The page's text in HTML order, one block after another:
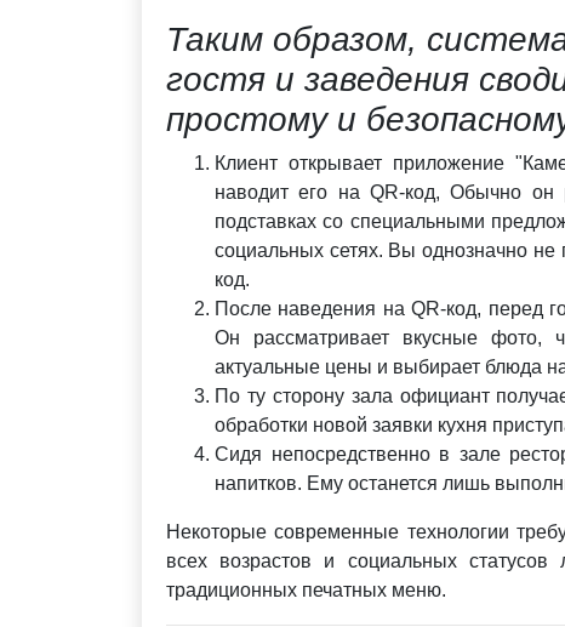
Таким образом,
гостя и заведения
простому и
Клиент открывает приложение
наводит его на QR-код, Обычно он
подставках со специальными
социальных сетях. Вы однозначно не
код.
После наведения на QR-код, перед
Он рассматривает вкусные фото,
актуальные цены и выбирает блюда
По ту сторону зала официант
обработки новой заявки кухня
Сидя непосредственно в зале
напитков. Ему останется лишь
Некоторые современные технологии
всех возрастов и социальных
традиционных печатных меню.